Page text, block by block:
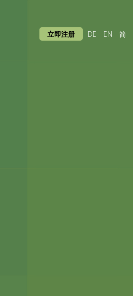
立即注册 DE EN 简